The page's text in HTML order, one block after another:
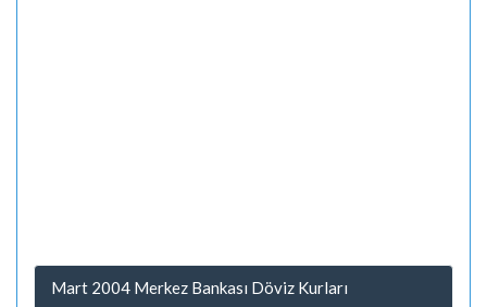
Mart 2004 Merkez Bankası Döviz Kurları